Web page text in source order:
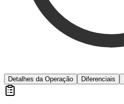
Detalhes da Operação Diferenciais